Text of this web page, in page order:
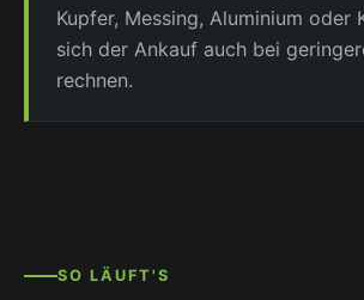
Kupfer, Messing, Aluminium oder
sich der Ankauf auch bei
rechnen.
SO LÄUFT'S